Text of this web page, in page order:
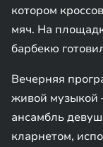
котором
мяч. На
барбекю
Вечерняя
живой музыкой
ансамбль
кларнетом,